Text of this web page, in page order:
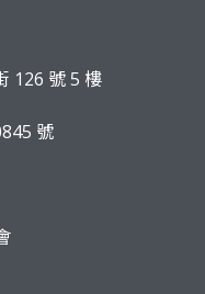
126 號 5 樓
號